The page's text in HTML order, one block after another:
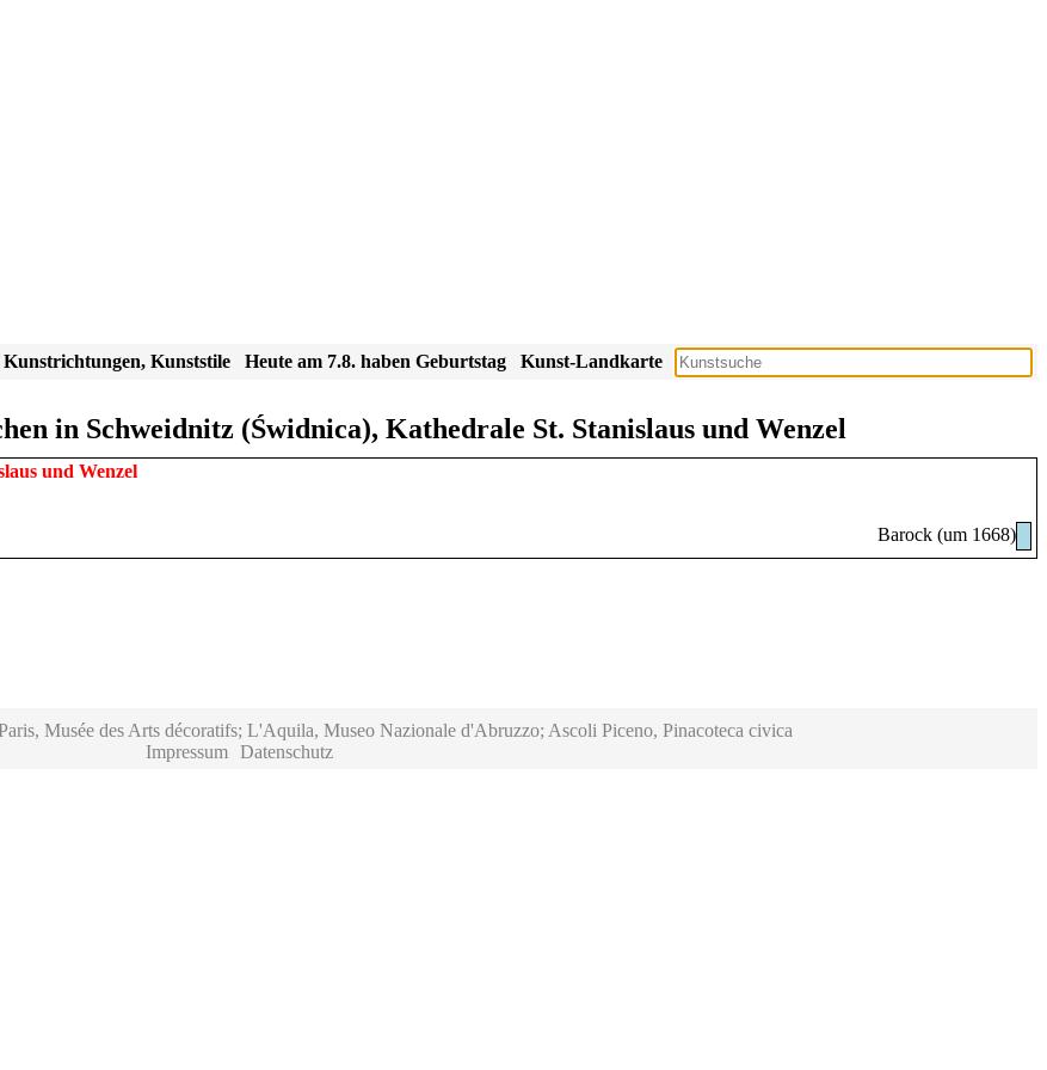
Kunst-Landkarte
Heute am 7.8. haben Geburtstag
Kunstrichtungen, Kunststile
in Schweidnitz (Świdnica), Kathedrale St. Stanislaus und Wenzel
und Wenzel
Barock (um 1668)
Musée des Arts décoratifs; L'Aquila, Museo Nazionale d'Abruzzo; Ascoli Piceno, Pinacoteca civica
Impressum
Datenschutz